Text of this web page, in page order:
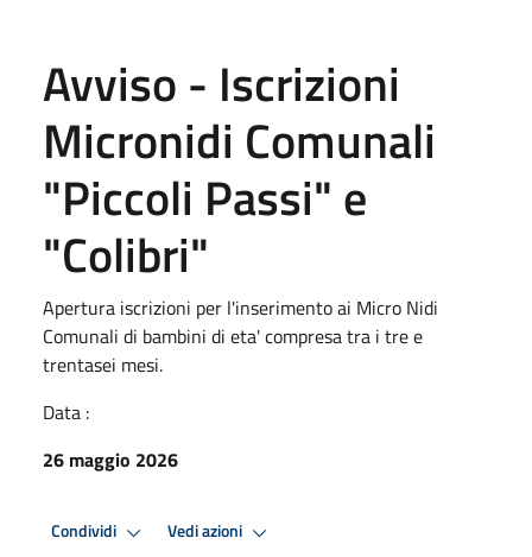
Avviso - Iscrizioni
Micronidi Comunali
"Piccoli Passi" e
"Colibri"
Apertura iscrizioni per l'inserimento ai Micro Nidi
Comunali di bambini di eta' compresa tra i tre e
trentasei mesi.
Data :
26 maggio 2026
Condividi Vedi azioni